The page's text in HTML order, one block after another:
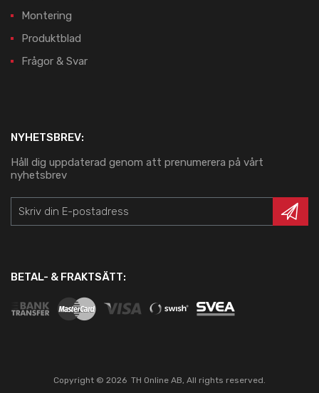
Montering
Produktblad
Frågor & Svar
NYHETSBREV:
Håll dig uppdaterad genom att prenumerera på vårt
nyhetsbrev
BETAL- & FRAKTSÄTT:
Copyright © 2026 TH Online AB, All rights reserved.